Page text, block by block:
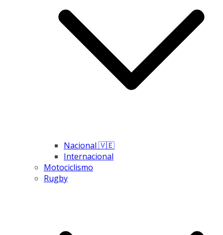
Nacional 🇻🇪
Internacional
Motociclismo
Rugby